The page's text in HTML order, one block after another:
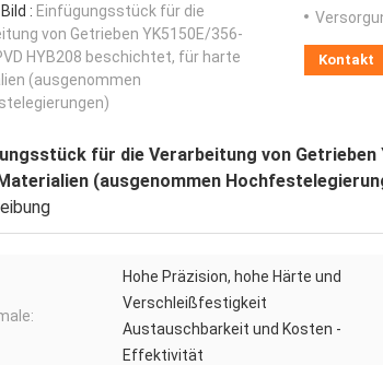
: Einfügungsstück für die
von Getrieben YK5150E/356-
HYB208 beschichtet, für harte
(ausgenommen
Kontakt
für die Verarbeitung von Getrieben
(ausgenommen
Hohe Präzision, hohe Härte und
Verschleißfestigkeit
Austauschbarkeit und Kosten -
Effektivität